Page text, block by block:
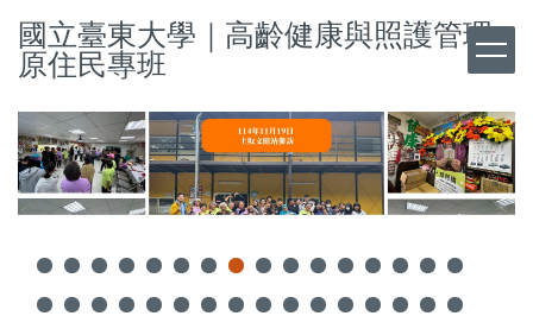
到
主
內
容
區
國立臺東大學｜高齡健康與照護管理
原住民專班